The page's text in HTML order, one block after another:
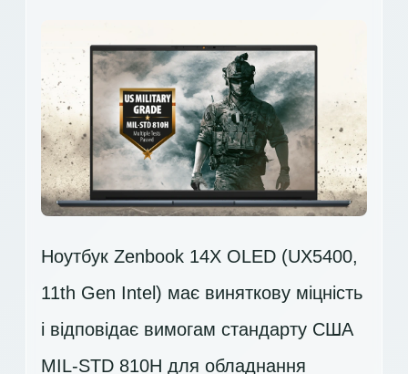
Ноутбук Zenbook 14X OLED (UX5400,
11th Gen Intel) має виняткову міцність
і відповідає вимогам стандарту США
MIL-STD 810H для обладнання